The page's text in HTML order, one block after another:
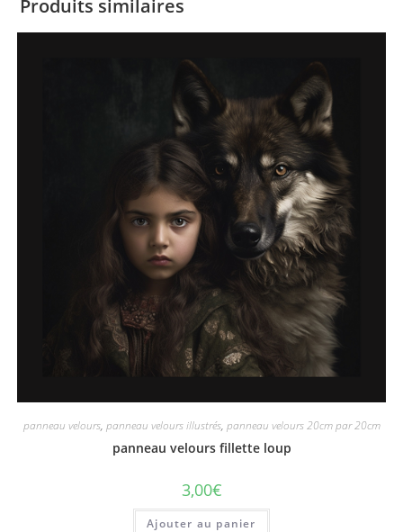
Produits similaires
panneau velours, panneau velours illustrés, panneau velours 20cm par 20cm
panneau velours fillette loup
3,00€
Ajouter au panier